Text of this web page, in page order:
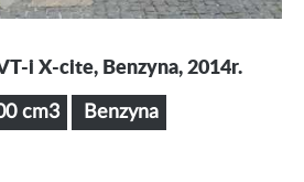
i X-cite, Benzyna, 2014r.
cm3 Benzyna